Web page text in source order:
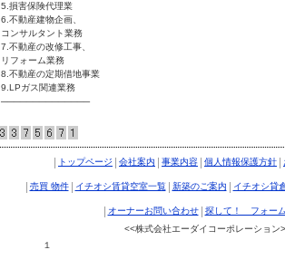
5.損害保険代理業
6.不動産建物企画、
コンサルタント業務
7.不動産の改修工事、
リフォーム業務
8.不動産の定期借地事業
9.LPガス関連業務
──────────────
トップページ 会社案内 事業内容 個人情報保護方針
売買 物件 イチオシ賃貸空室一覧 新築のご案内 イチオシ貸
オーナーお問い合わせ
探して！ フォー
<<株式会社エーダイコーポレーショ
１ クリエイトビル８Ｆ